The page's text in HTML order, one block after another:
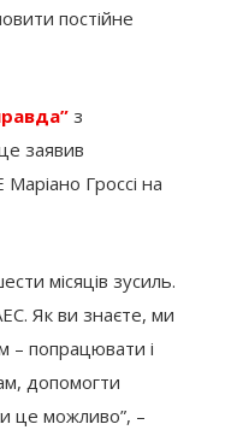
постійне
з
заявив
Гроссі на
місяців зусиль.
Як ви знаєте, ми
– попрацювати і
допомогти
це можливо”, –